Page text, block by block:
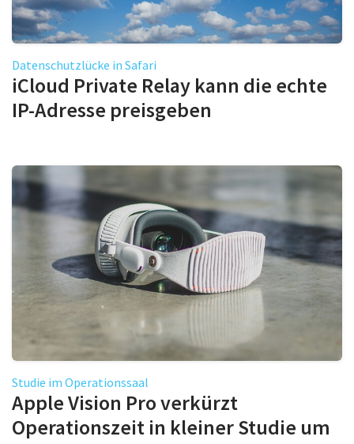
Datenschutzlücke in Safari
iCloud Private Relay kann die echte
IP-Adresse preisgeben
Studie im Operationssaal
Apple Vision Pro verkürzt
Operationszeit in kleiner Studie um